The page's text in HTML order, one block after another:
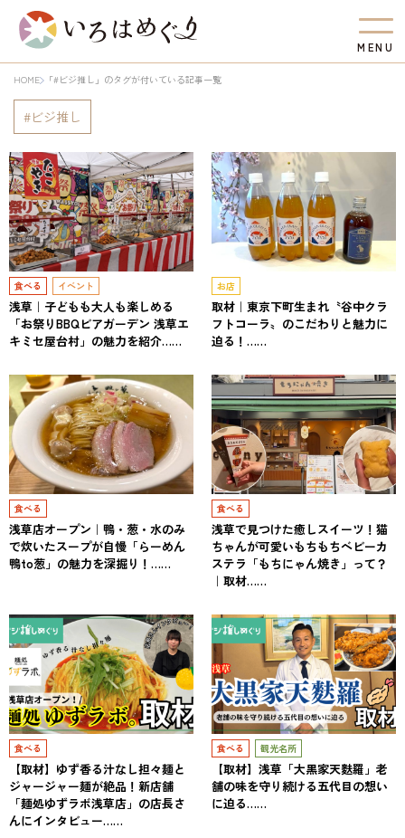
M EN U
HOME 「#ビジ推し」のタグが付いている記事一覧
ビジ推し
食べる イベント
浅草｜子どもも大人も楽しめる
「お祭りBBQビアガーデン 浅草エ
キミセ屋台村」の魅力を紹介……
お店
取材｜東京下町生まれ〝谷中クラ
フトコーラ〟のこだわりと魅力に
迫る！……
食べる
浅草店オープン｜鴨・葱・水のみ
で炊いたスープが自慢「らーめん
鴨to葱」の魅力を深掘り！……
食べる
浅草で見つけた癒しスイーツ！猫
ちゃんが可愛いもちもちベビーカ
ステラ「もちにゃん焼き」って？
｜取材……
食べる
【取材】ゆず香る汁なし担々麺と
ジャージャー麺が絶品！新店舗
「麺処ゆずラボ浅草店」の店長さ
んにインタビュー……
食べる 観光名所
【取材】浅草「大黒家天麩羅」老
舗の味を守り続ける五代目の想い
に迫る……